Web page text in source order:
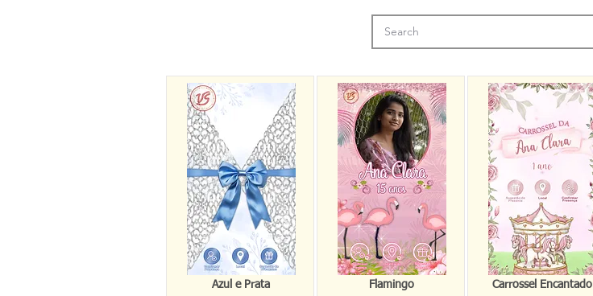
Azul e Prata Flamingo Carrossel Encantado